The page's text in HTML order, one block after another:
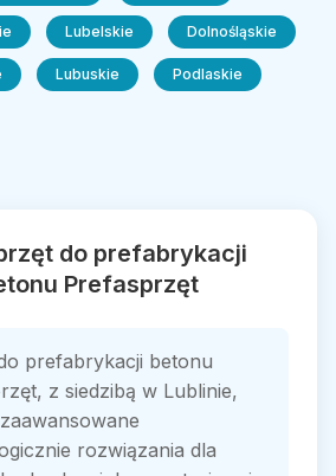
Lubelskie Dolnośląskie
Lubuskie Podlaskie
do prefabrykacji
Prefasprzęt
prefabrykacji betonu
z siedzibą w Lublinie,
rozwiązania dla